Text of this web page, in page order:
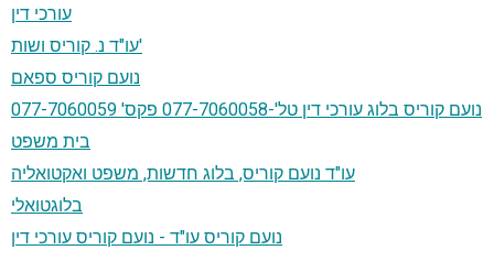
עורכי דין
עו"ד נ. קוריס ושות'
נועם קוריס ספאם
נועם קוריס בלוג עורכי דין טל'-077-7060058 פקס' 077-7060059
בית משפט
עו"ד נועם קוריס, בלוג חדשות, משפט ואקטואליה
בלוגטואלי
נועם קוריס עו"ד - נועם קוריס עורכי דין